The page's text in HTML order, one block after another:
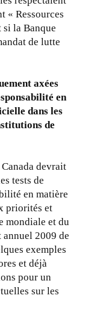
« Ressources
si la Banque
de lutte
axées
en
dans les
de
devrait
tests de
en matière
priorités et
mondiale et du
2009 de
exemples
et déjà
pour un
sur les